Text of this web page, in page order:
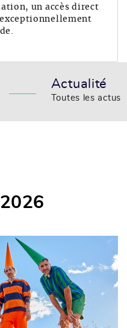
un accès direct
exceptionnellement
Actualité
Toutes les actus